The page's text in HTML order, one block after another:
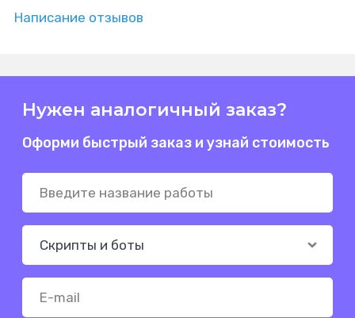
Написание отзывов
Нужен аналогичный заказ?
Оформи быстрый заказ и узнай стоимость